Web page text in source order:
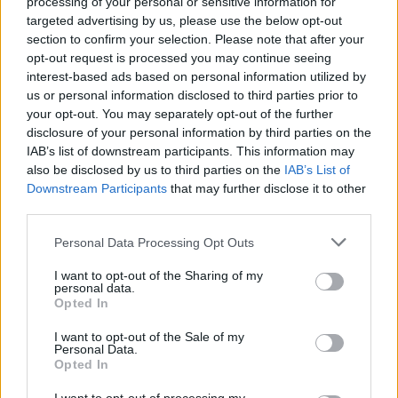
targeted advertising by us, please use the below opt-out
section to confirm your selection. Please note that after your
opt-out request is processed you may continue seeing
interest-based ads based on personal information utilized by
us or personal information disclosed to third parties prior to
your opt-out. You may separately opt-out of the further
disclosure of your personal information by third parties on the
IAB’s list of downstream participants. This information may
also be disclosed by us to third parties on the IAB’s List of
Downstream Participants that may further disclose it to other
Personal Data Processing Opt Outs
I want to opt-out of the Sharing of my
personal data.
Opted In
I want to opt-out of the Sale of my
Personal Data.
Opted In
qualcosa di caotico . L’Arsenal ha aperto il solco, ed
adesso quasi tutte le squadre inglesi si avvalgono di
strateghi per le palle inattive. La pressione sul portiere
(spesso più che pressione si tratta di una furiosa mischia),
è diventato un modus operandi. C’è da dire che c’è una
grande differenza tra lo sfruttamento dei blocchi, e dei
contatti eccessivi sul portiere, come avvenuto con Raya. I
numeri non mentono, come scriveThe Athletic.
Definitely no foul right? 😂
pic.twitter.com/pkFCuRnXsJ
— HandofArsenal (@HandofArsenal)
May 10, 2026
La nuova mania
d’angoli battuti a rientrare, falli sui portieri e gol su
corner. Se fino ad alcuni anni fa i portieri sembravano